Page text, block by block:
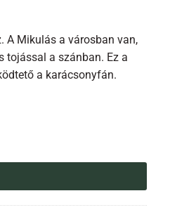
A Mikulás a városban van,
tojással a szánban. Ez a
a karácsonyfán.